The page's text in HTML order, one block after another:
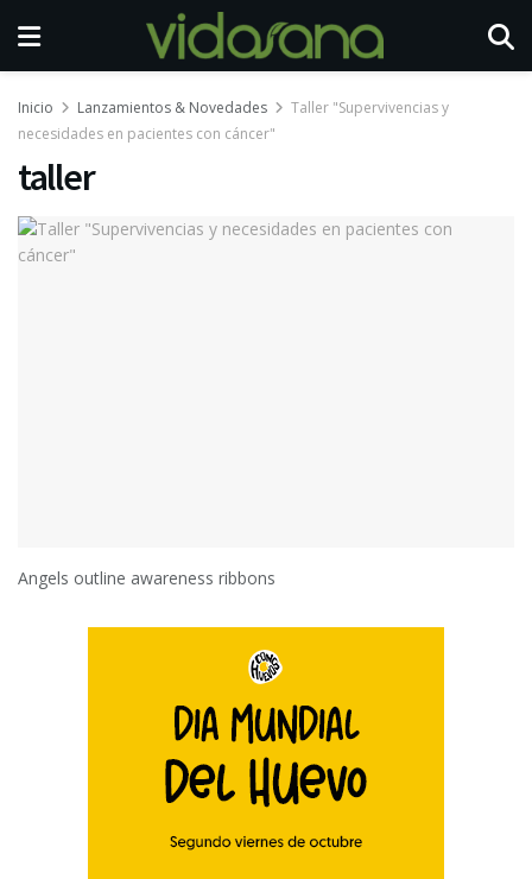
Inicio Lanzamientos & Novedades
Taller "Supervivencias y
necesidades en pacientes con cáncer"
taller
Angels outline awareness ribbons